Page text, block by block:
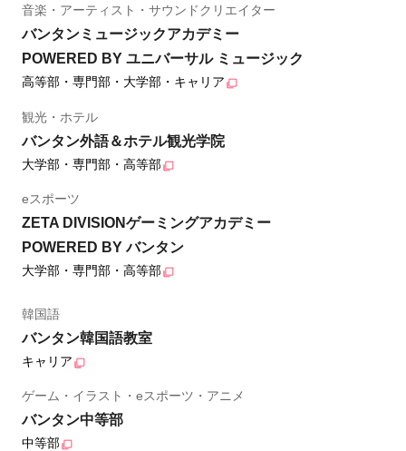
音楽・アーティスト・サウンドクリエイター
バンタンミュージックアカデミー
POWERED BY ユニバーサル ミュージック
高等部・専門部・大学部・キャリア
観光・ホテル
バンタン外語＆ホテル観光学院
大学部・専門部・高等部
eスポーツ
ZETA DIVISIONゲーミングアカデミー
POWERED BY バンタン
大学部・専門部・高等部
韓国語
バンタン韓国語教室
キャリア
ゲーム・イラスト・eスポーツ・アニメ
バンタン中等部
中等部